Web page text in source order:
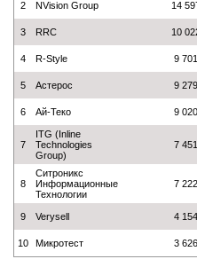
2 NVision Group 14
3 RRC 10
4 R-Style 9
5 Астерос 9
6 Ай-Теко 9
7
ITG (Inline
Technologies
Group)
7
8
Ситроникс
Информационные
Технологии
7
9 Verysell 4
10 Микротест 3